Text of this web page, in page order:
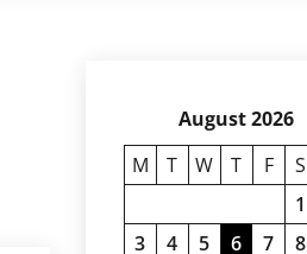
August 2026
M
T W T F S
1
3
4 5 6 7 8